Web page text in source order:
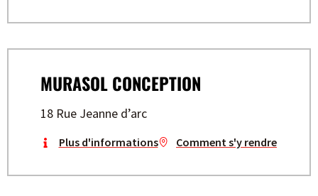
MURASOL CONCEPTION
18 Rue Jeanne d’arc
Plus d'informations Comment s'y rendre